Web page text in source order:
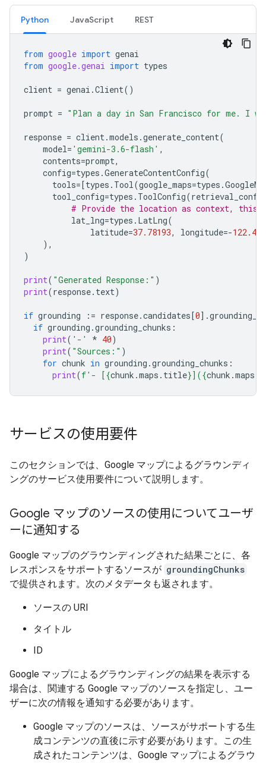
Python JavaScript REST
from google import genai
from google.genai import types
client = genai .Client()
prompt = "Plan a day in San Francisco for me. I
response = client.models .generate_content(
model= 'gemini-3.6-flash' ,
contents=prompt,
config=types .GenerateContentConfig(
tools=[types . Tool(google_maps=types .
tool_config=types . ToolConfig(
# Provide the location as context, this
lat_lng=types . LatLng(
latitude=37.78193, longitude=-
),
)
print( "Generated Response:" )
print(response. text)
if grounding := response.candidates[0] .
if grounding .grounding_chunks :
print( '-' * 40)
print( "Sources:" )
for chunk in grounding .grounding_chunks :
print(f'- [{chunk .maps . title}]({chunk .maps
サービスの使用要件
このセクションでは、Google マップによるグラウンディ
ングのサービス使用要件について説明します。
Google マップのソースの使用についてユーザ
ーに通知する
Google マップのグラウンディングされた結果ごとに、各
レスポンスをサポートするソースが groundingChunks
で提供されます。次のメタデータも返されます。
ソースの URI
タイトル
ID
Google マップによるグラウンディングの結果を表示する
場合は、関連する Google マップのソースを指定し、ユー
ザーに次の情報を通知する必要があります。
Google マップのソースは、ソースがサポートする生
成コンテンツの直後に示す必要があります。この生
成されたコンテンツは、Google マップによるグラウ